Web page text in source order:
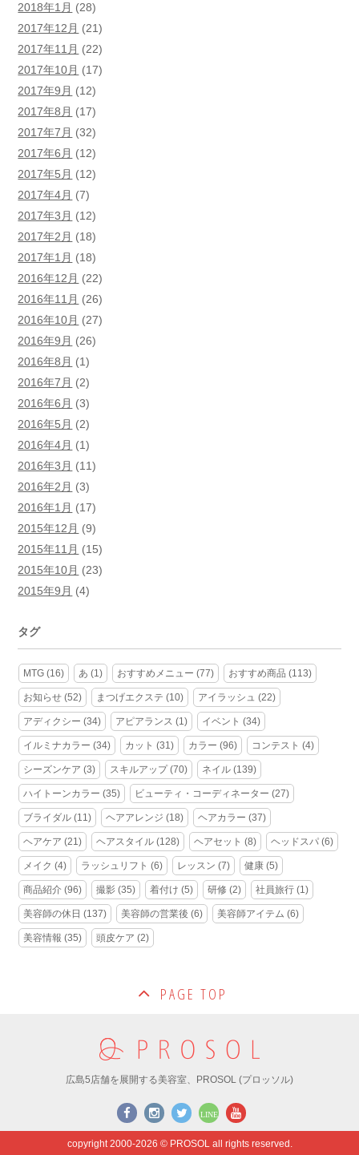
2018年1月 (28)
2017年12月 (21)
2017年11月 (22)
2017年10月 (17)
2017年9月 (12)
2017年8月 (17)
2017年7月 (32)
2017年6月 (12)
2017年5月 (12)
2017年4月 (7)
2017年3月 (12)
2017年2月 (18)
2017年1月 (18)
2016年12月 (22)
2016年11月 (26)
2016年10月 (27)
2016年9月 (26)
2016年8月 (1)
2016年7月 (2)
2016年6月 (3)
2016年5月 (2)
2016年4月 (1)
2016年3月 (11)
2016年2月 (3)
2016年1月 (17)
2015年12月 (9)
2015年11月 (15)
2015年10月 (23)
2015年9月 (4)
タグ
MTG (16) あ (1) おすすめメニュー (77) おすすめ商品 (113)
お知らせ (52) まつげエクステ (10) アイラッシュ (22)
アディクシー (34) アピアランス (1) イベント (34)
イルミナカラー (34) カット (31) カラー (96) コンテスト (4)
シーズンケア (3) スキルアップ(70) ネイル (139)
ハイトーンカラー (35) ビューティ・コーディネーター (27)
ブライダル (11) ヘアアレンジ (18) ヘアカラー (37)
ヘアケア (21) ヘアスタイル (128) ヘアセット (8) ヘッドスパ (6)
メイク (4) ラッシュリフト (6) レッスン (7) 健康 (5)
商品紹介 (96) 撮影 (35) 着付け (5) 研修 (2) 社員旅行 (1)
美容師の休日 (137) 美容師の営業後 (6) 美容師アイテム (6)
美容情報 (35) 頭皮ケア (2)
広島5店舗を展開する美容室、PROSOL (プロッソル)
PAGE TOP
copyright 2000-2026 © PROSOL all rights reserved.